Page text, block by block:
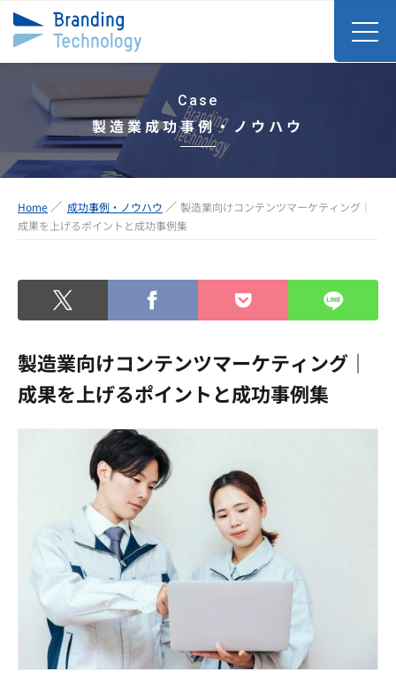
Case
製造業成功事例・ノウハウ
Home 成功事例・ノウハウ
製造業向けコンテンツマーケティング｜
成果を上げるポイントと成功事例集
製造業向けコンテンツマーケティング｜
成果を上げるポイントと成功事例集